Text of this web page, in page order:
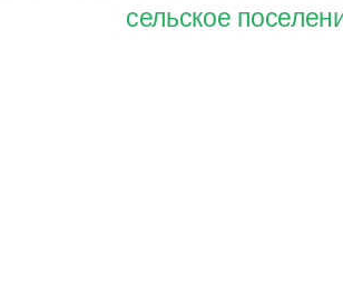
сельское